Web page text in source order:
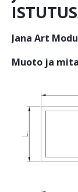
Jana Art
Muoto ja